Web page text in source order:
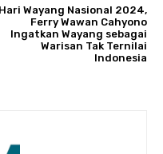
Hari Wayang Nasional 2024,
Ferry Wawan Cahyono
Ingatkan Wayang sebagai
Warisan Tak Ternilai
Indonesia